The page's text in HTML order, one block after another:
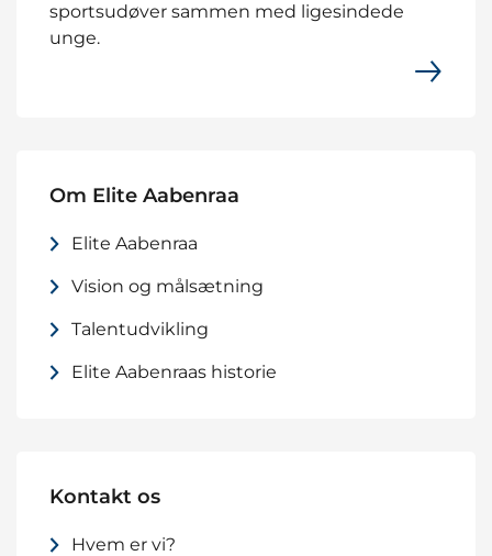
sportsudøver sammen med ligesindede
unge.
Om Elite Aabenraa
Elite Aabenraa
Vision og målsætning
Talentudvikling
Elite Aabenraas historie
Kontakt os
Hvem er vi?